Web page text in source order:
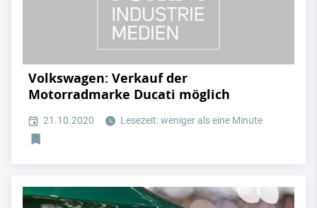
Volkswagen: Verkauf der
Motorradmarke Ducati möglich
21.10.2020 Lesezeit: weniger als eine Minute